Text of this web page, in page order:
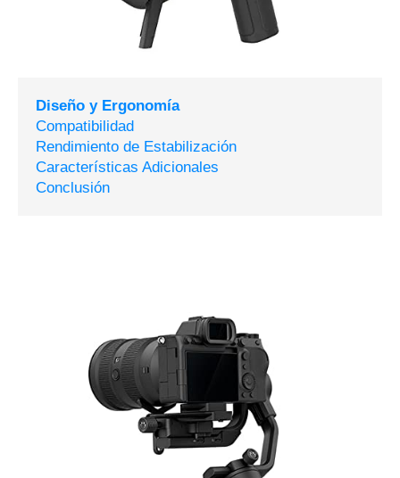
Diseño y Ergonomía
Compatibilidad
Rendimiento de Estabilización
Características Adicionales
Conclusión